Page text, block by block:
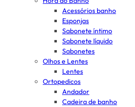
Acessórios banho
Esponjas
Sabonete íntimo
Sabonete líquido
Sabonetes
Olhos e Lentes
Lentes
Ortopedicos
Andador
Cadeira de banho